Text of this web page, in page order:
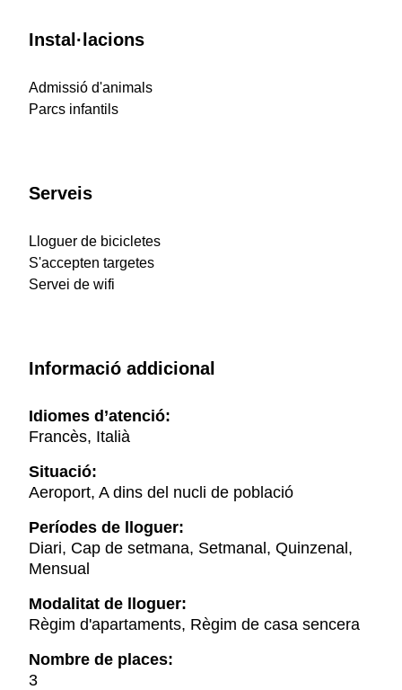
Instal·lacions
Admissió d'animals
Parcs infantils
Serveis
Lloguer de bicicletes
S'accepten targetes
Servei de wifi
Informació addicional
Idiomes d’atenció:
Francès, Italià
Situació:
Aeroport, A dins del nucli de població
Períodes de lloguer:
Diari, Cap de setmana, Setmanal, Quinzenal,
Mensual
Modalitat de lloguer:
Règim d'apartaments, Règim de casa sencera
Nombre de places:
3